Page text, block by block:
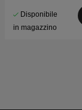
Disponibile
in magazzino